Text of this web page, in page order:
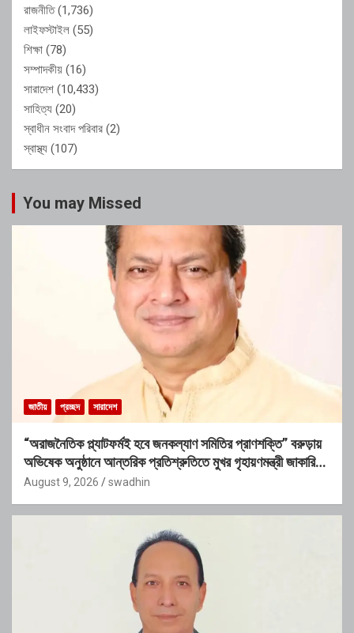
রাজনীতি(1,736)
লাইফস্টাইল (55)
শিক্ষা (78)
সম্পাদকীয় (16)
সারাদেশ (10,433)
সাহিত্য (20)
স্বাধীন সংবাদ পরিবার (2)
স্বাস্থ্য (107)
You may Missed
জাতীয় প্রচ্ছদ সারাদেশ
“অরাজনৈতিক প্ল্যাটফর্মই হবে জনকল্যাণ সমিতির প্রাণশক্তি” বরুড়ায়
অভিষেক অনুষ্ঠানে আন্তরিক প্রতিশ্রুতিতে মুখর গৃহায়ণমন্ত্রী জাকারিয়া
তাহের
August 9, 2026 swadhin